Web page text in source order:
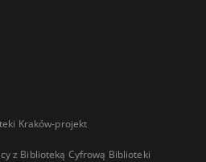
Kraków-projekt
z Biblioteką Cyfrową Biblioteki